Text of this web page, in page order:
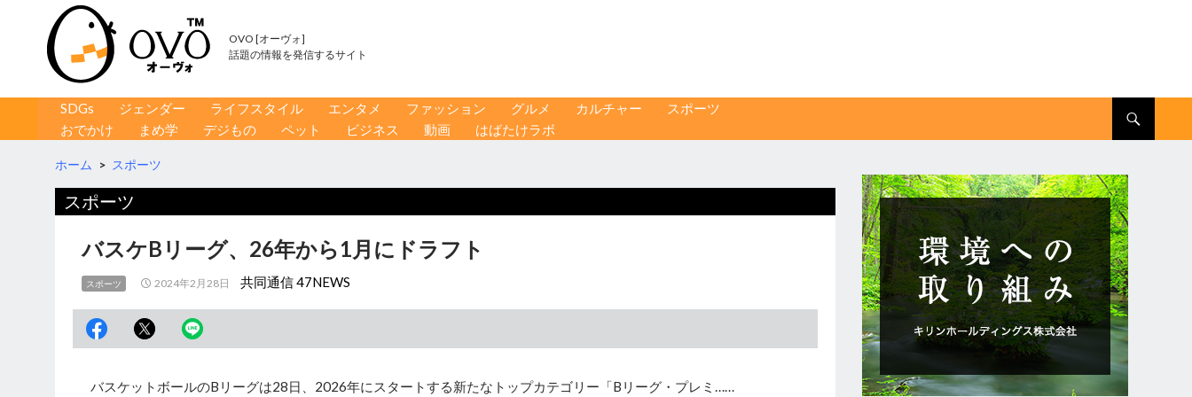
OVO [オーヴォ]
話題の情報を発信するサイト
コンテンツへ移動
SDGs ジェンダー ライフスタイル エンタメ ファッション グルメ カルチャー
スポーツ
おでかけ
まめ学 デジもの ペット ビジネス 動画 はばたけラボ
ホーム > スポーツ
スポーツ
バスケBリーグ、26年から1月にドラフト
スポーツ 2024年2月28日 共同通信 47NEWS
バスケットボールのBリーグは28日、2026年にスタートする新たなトップカテゴリー「Bリーグ・プレミ……